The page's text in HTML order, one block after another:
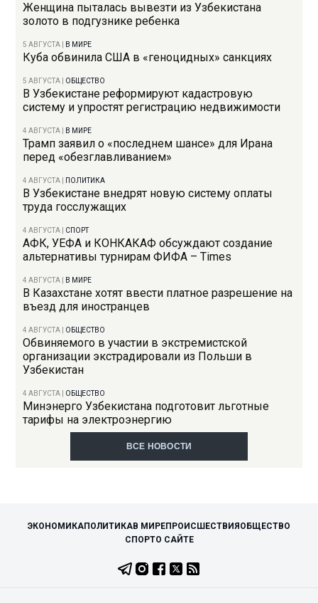
Женщина пыталась вывезти из Узбекистана
золото в подгузнике ребенка
5 АВГУСТА В МИРЕ
Куба обвинила США в «геноцидных» санкциях
5 АВГУСТА ОБЩЕСТВО
В Узбекистане реформируют кадастровую
систему и упростят регистрацию недвижимости
4 АВГУСТА В МИРЕ
Трамп заявил о «последнем шансе» для Ирана
перед «обезглавливанием»
4 АВГУСТА ПОЛИТИКА
В Узбекистане внедрят новую систему оплаты
труда госслужащих
4 АВГУСТА СПОРТ
АФК, УЕФА и КОНКАКАФ обсуждают создание
альтернативы турнирам ФИФА – Times
4 АВГУСТА В МИРЕ
В Казахстане хотят ввести платное разрешение на
въезд для иностранцев
4 АВГУСТА ОБЩЕСТВО
Обвиняемого в участии в экстремистской
организации экстрадировали из Польши в
Узбекистан
4 АВГУСТА ОБЩЕСТВО
Минэнерго Узбекистана подготовит льготные
тарифы на электроэнергию
ВСЕ НОВОСТИ
ЭКОНОМИКАПОЛИТИКАВ МИРЕПРОИСШЕСТВИЯ ОБЩЕСТВО
СПОРТО САЙТЕ